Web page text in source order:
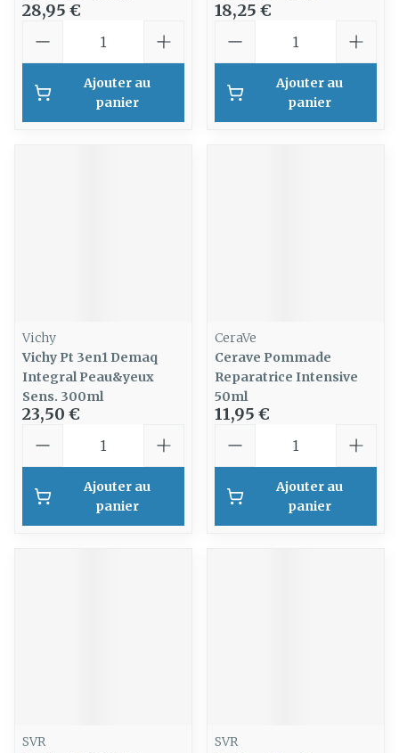
28,95 €
Ajouter au
panier
18,25 €
Ajouter au
panier
Vichy
Vichy Pt 3en1 Demaq
Integral Peau&yeux
Sens. 300ml
23,50 €
Ajouter au
panier
CeraVe
Cerave Pommade
Reparatrice Intensive
50ml
11,95 €
Ajouter au
panier
SVR
SVR